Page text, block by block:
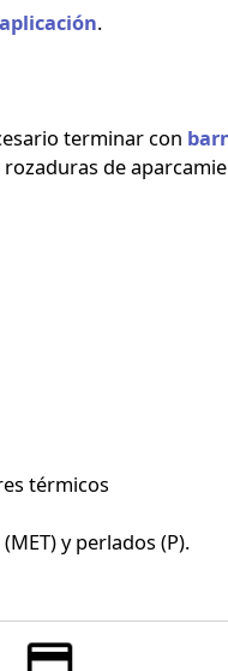
.
terminar con
de
térmicos
y perlados (P).